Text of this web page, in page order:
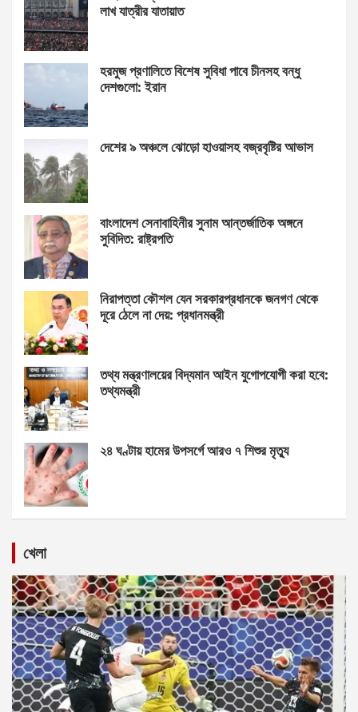
লাখ যাত্রীর যাতায়াত
হরমুজ প্রণালিতে বিশেষ সুবিধা পাবে চীনসহ বন্ধু
দেশগুলো: ইরান
দেশের ৯ অঞ্চলে ঝোড়ো হাওয়াসহ বজ্রবৃষ্টির আভাস
বাংলাদেশ সেনাবাহিনীর সুনাম আন্তর্জাতিক অঙ্গনে
সুবিদিত: রাষ্ট্রপতি
নিরাপত্তা কৌশল যেন সরকারপ্রধানকে জনগণ থেকে
দূরে ঠেলে না দেয়: প্রধানমন্ত্রী
তথ্য মন্ত্রণালয়ের বিদ্যমান আইন যুগোপযোগী করা হবে:
তথ্যমন্ত্রী
২৪ ঘণ্টায় হামের উপসর্গে আরও ৭ শিশুর মৃত্যু
খেলা